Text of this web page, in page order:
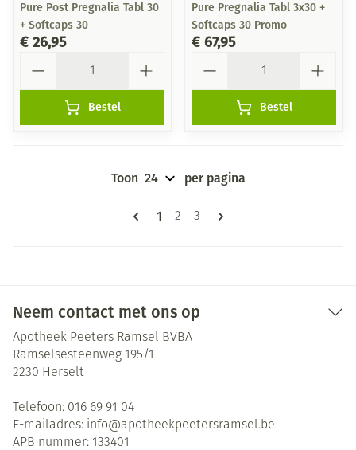
Pure Post Pregnalia Tabl 30
+ Softcaps 30
€ 26,95
Bestel
Pure Pregnalia Tabl 3x30 +
Softcaps 30 Promo
€ 67,95
Bestel
Pagina's
U lees momenteel pagina
1 Pagina
2 Pagina
3
Toon per pagina
Neem contact met ons op
Apotheek Peeters Ramsel BVBA
Ramselsesteenweg 195/1
2230 Herselt
Telefoon: 016 69 91 04
E-mailadres: info@apotheekpeetersramsel.be
APB nummer: 133401